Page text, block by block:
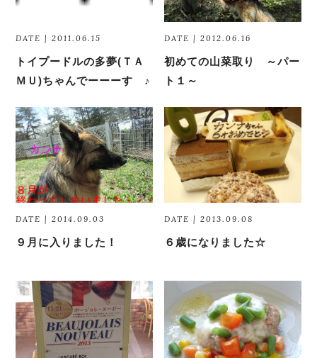
DATE | 2011.06.15
トイプードルの多夢(ＴＡ
ＭＵ)ちゃんでーーーす ♪
DATE | 2012.06.16
初めての山菜取り ～パー
ト１～
DATE | 2014.09.03
９月に入りました！
DATE | 2013.09.08
６歳になりました☆